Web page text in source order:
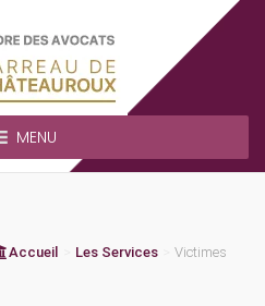
MENU
Accueil Les Services Victimes